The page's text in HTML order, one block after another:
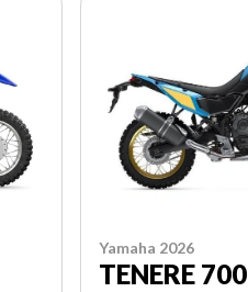
Yamaha 2026
TENERE 700